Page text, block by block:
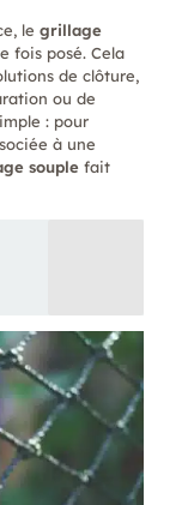
le grillage
fois posé. Cela
de clôture,
ou de
: pour
à une
souplefait